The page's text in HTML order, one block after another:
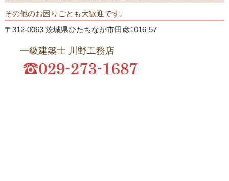
その他のお困りごとも大歓迎です。
〒312-0063 茨城県ひたちなか市田彦1016-57
一級建築士 川野工務店